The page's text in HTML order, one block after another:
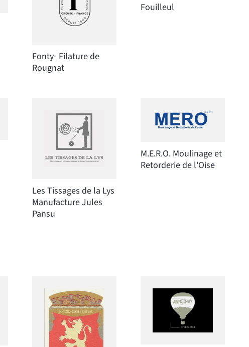
Fonty- Filature de
Rougnat
Fouilleul
Les Tissages de la Lys
Manufacture Jules
Pansu
M.E.R.O. Moulinage et
Retorderie de l'Oise